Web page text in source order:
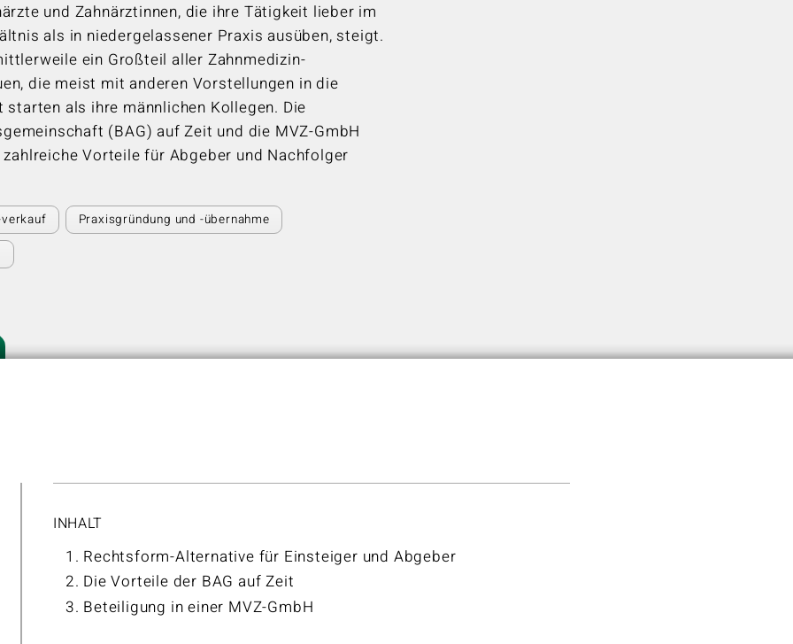
und Zahnärztinnen, die ihre Tätigkeit lieber im
als in niedergelassener Praxis ausüben, steigt.
ein Großteil aller Zahnmedizin-
die meist mit anderen Vorstellungen in die
als ihre männlichen Kollegen. Die
(BAG) auf Zeit und die MVZ-GmbH
Vorteile für Abgeber und Nachfolger
Praxisgründung und -übernahme
INHALT
Rechtsform-Alternative für Einsteiger und Abgeber
Die Vorteile der BAG auf Zeit
Beteiligung in einer MVZ-GmbH